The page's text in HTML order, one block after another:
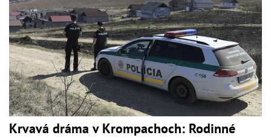
Krvavá dráma v Krompachoch: Rodinné